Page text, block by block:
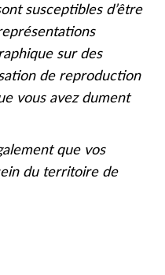
susceptibles d’être
sur des
de reproduction
vous avez dument
que vos
du territoire de